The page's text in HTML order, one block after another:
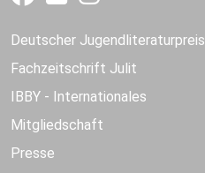
Deutscher Jugendliteraturpreis
Fachzeitschrift Julit
IBBY - Internationales
Mitgliedschaft
Presse